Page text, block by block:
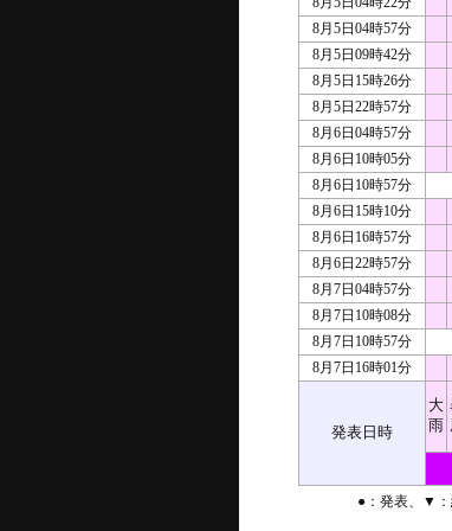
8月5日04時57分
8月5日09時42分
8月5日15時26分
8月5日22時57分
8月6日04時57分
8月6日10時05分
8月6日10時57分
8月6日15時10分
8月6日16時57分
8月6日22時57分
8月7日04時57分
8月7日10時08分
8月7日10時57分
8月7日16時01分
発表日時
大
雨
●：発表、▼：